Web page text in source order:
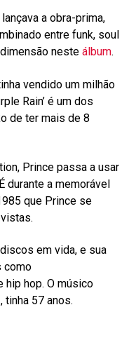
a obra-prima,
entre funk, soul
dimensão nesteálbum.
vendido um milhão
Rain’ é um dos
de ter mais de 8
Prince passa a usar
durante a memorável
que Prince se
em vida, e sua
como
hip hop. O músico
tinha 57 anos.